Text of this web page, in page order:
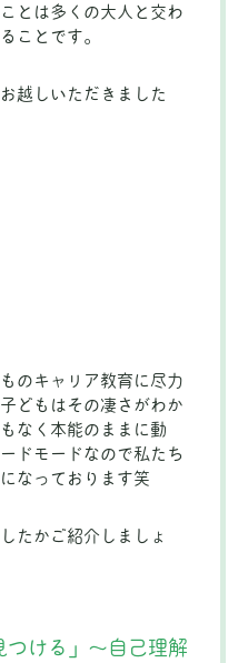
とは多くの大人と交わ
ことです。
越しいただきました
のキャリア教育に尽力
どもはその凄さがわか
なく本能のままに動
ドモードなので私たち
なっております笑
たかご紹介しましょ
つける」〜自己理解